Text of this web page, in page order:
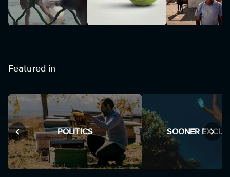
Featured in
POLITICS SOONER